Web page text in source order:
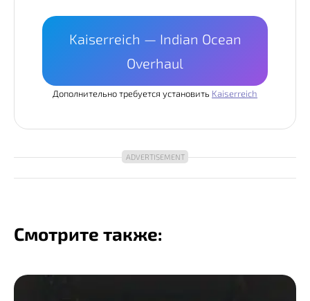
Kaiserreich — Indian Ocean
Overhaul
Дополнительно требуется установить Kaiserreich
Смотрите также: